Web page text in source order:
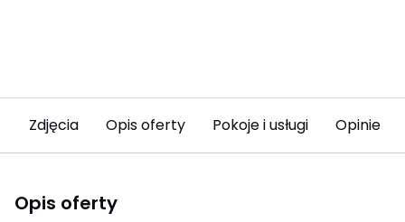
Zdjęcia Opis oferty Pokoje i usługi Opinie
Opis oferty